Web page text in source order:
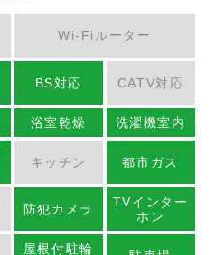
Wi-Fiルーター
BS対応 CATV対応
浴室乾燥 洗濯機室内
キッチン 都市ガス
防犯カメラ
TVインター
ホン
屋根付駐輪